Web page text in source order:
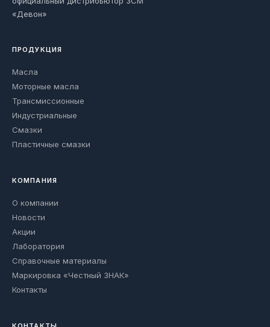
«Девон»
ПРОДУКЦИЯ
Масла
Моторные масла
Трансмиссионные
Индустриальные
Смазки
Пластичные смазки
КОМПАНИЯ
О компании
Новости
Акции
Лаборатория
Справочные материалы
Маркировка «Честный ЗНАК»
Контакты